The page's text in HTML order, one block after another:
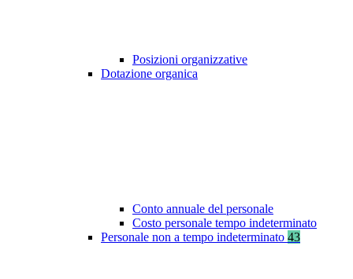
Posizioni organizzative
Dotazione organica
Conto annuale del personale
Costo personale tempo indeterminato
Personale non a tempo indeterminato 43